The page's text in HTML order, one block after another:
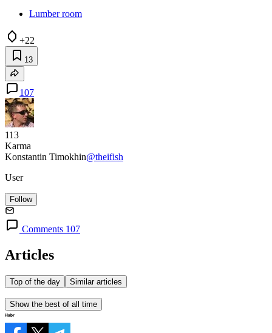
Lumber room
+22
13
107
113
Karma
Konstantin Timokhin@theifish
User
Follow
Comments 107
Articles
Top of the day Similar articles
Show the best of all time